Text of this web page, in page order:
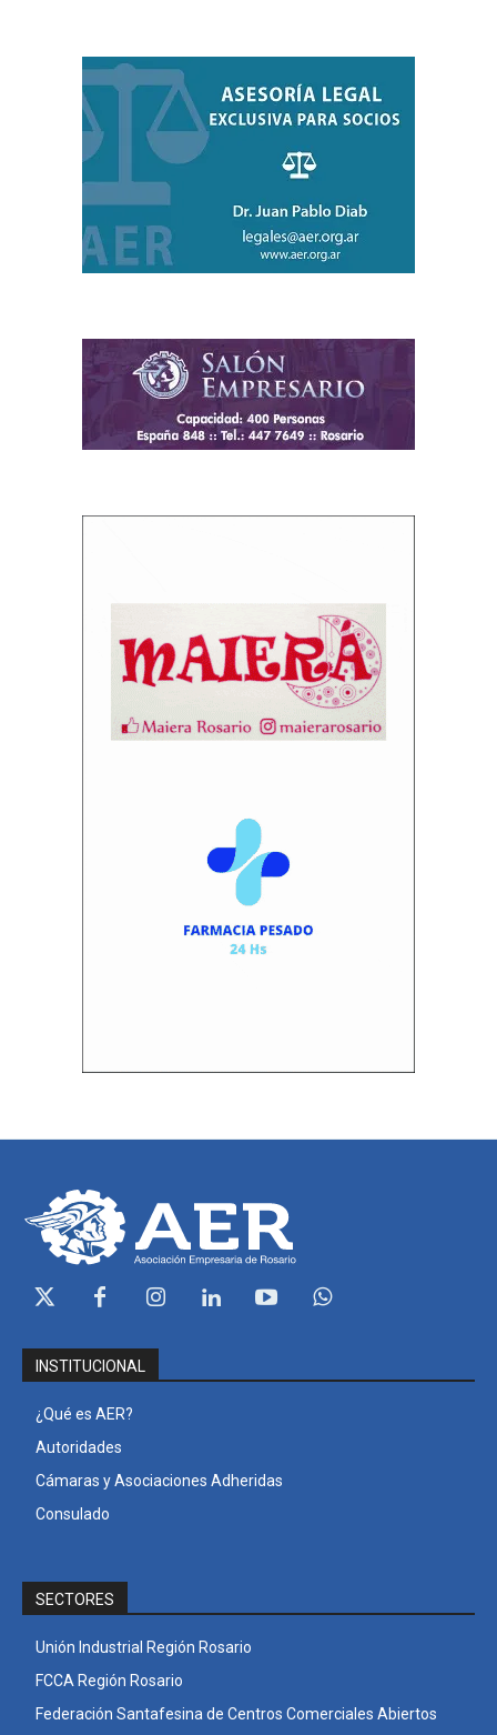
INSTITUCIONAL
¿Qué es AER?
Autoridades
Cámaras y Asociaciones Adheridas
Consulado
SECTORES
Unión Industrial Región Rosario
FCCA Región Rosario
Federación Santafesina de Centros Comerciales Abiertos